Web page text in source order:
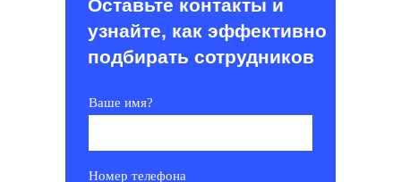
Оставьте контакты и
узнайте, как эффективно
подбирать сотрудников
Ваше имя?
Номер телефона